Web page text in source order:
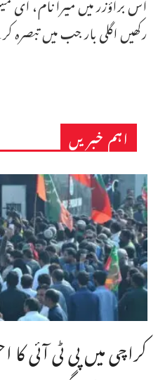
رکھیں اگلی بار جب میں
اہم خبریں
کراچی میں پی ٹی آئی